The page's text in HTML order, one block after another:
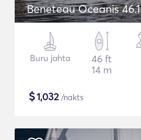
Beneteau Oceanis 46.1
Buru jahta
46 ft
14 m
$1,032/nakts